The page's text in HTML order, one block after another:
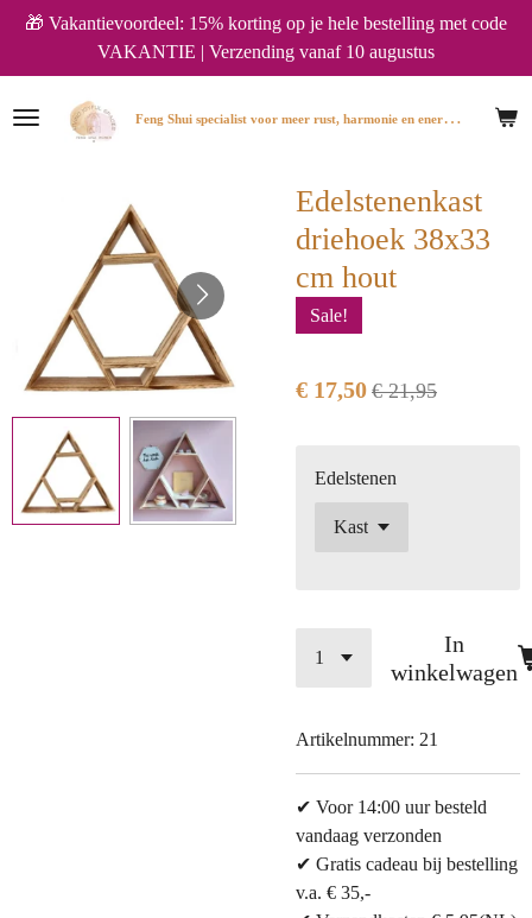
Ga
naar
de
hoofdinhoud
F
eng Shui specialist voor meer rust, harmonie en energie in huis.
🎁 Vakantievoordeel: 15% korting op je hele bestelling met code
VAKANTIE | Verzending vanaf 10 augustus
Edelstenenkast
driehoek 38x33
cm hout
Sale!
€ 17,50 € 21,95
Edelstenen
In
winkelwagen
Artikelnummer: 21
✔ Voor 14:00 uur besteld
vandaag verzonden
✔ Gratis cadeau bij bestelling
v.a. € 35,-